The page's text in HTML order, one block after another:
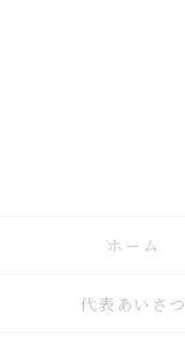
ホーム
代表あいさつ